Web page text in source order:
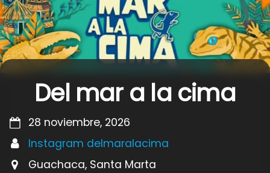
Del mar a la cima
28 noviembre, 2026
Instagram delmaralacima
Guachaca, Santa Marta